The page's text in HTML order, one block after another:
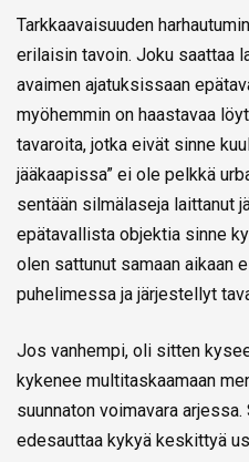
Tarkkaavaisuuden
erilaisin tavoin. Joku saattaa
avaimen ajatuksissaan
myöhemmin on haastavaa
tavaroita, jotka eivät sinne
jääkaapissa” ei ole pelkkä
sentään silmälaseja laittanut
epätavallista objektia sinne
olen sattunut samaan aikaan
puhelimessa ja järjestellyt
Jos vanhempi, oli sitten
kykenee multitaskaamaan
suunnaton voimavara
edesauttaa kykyä keskittyä